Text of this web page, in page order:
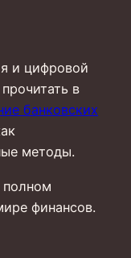
и цифровой
в
банковских
методы.
полном
финансов.